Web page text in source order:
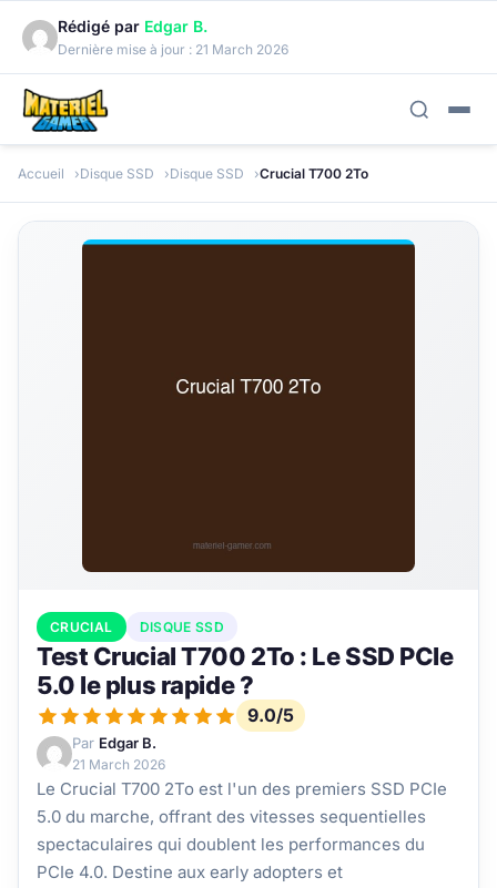
Rédigé par Edgar B.
Dernière mise à jour : 21 March 2026
Accueil Disque SSD Disque SSD Crucial T700 2To
CRUCIAL DISQUE SSD
Test Crucial T700 2To : Le SSD PCIe
5.0 le plus rapide ?
9.0/5
Par Edgar B.
21 March 2026
Le Crucial T700 2To est l'un des premiers SSD PCIe
5.0 du marche, offrant des vitesses sequentielles
spectaculaires qui doublent les performances du
PCIe 4.0. Destine aux early adopters et